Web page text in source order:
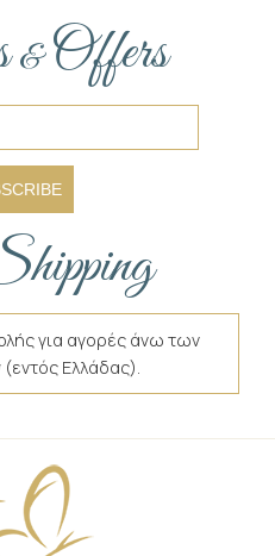
&Offers
για αγορές άνω των
Ελλάδας).